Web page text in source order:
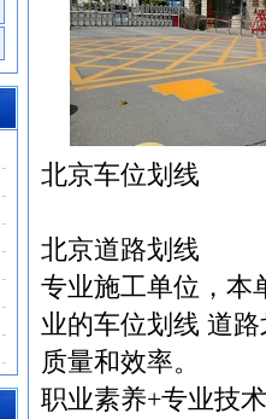
北京车位划线
北京道路划线
专业施工单位，本
业的车位划线 道
质量和效率。
职业素养+专业技